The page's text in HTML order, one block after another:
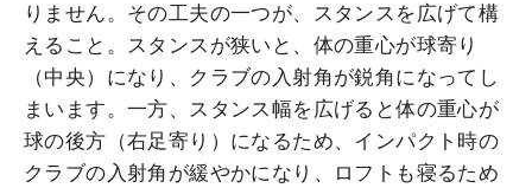
りません。その工夫の一つが、スタンスを広げて構
えること。スタンスが狭いと、体の重心が球寄り
（中央）になり、クラブの入射角が鋭角になってし
まいます。一方、スタンス幅を広げると体の重心が
球の後方（右足寄り）になるため、インパクト時の
クラブの入射角が緩やかになり、ロフトも寝るため